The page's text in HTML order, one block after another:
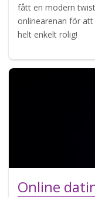
fått en modern
onlinearenan för
helt enkelt rolig!
Online